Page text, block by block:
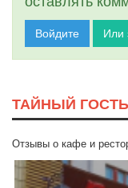
Войдите Или
ТАЙНЫЙ ГОСТЬ
Отзывы о кафе и